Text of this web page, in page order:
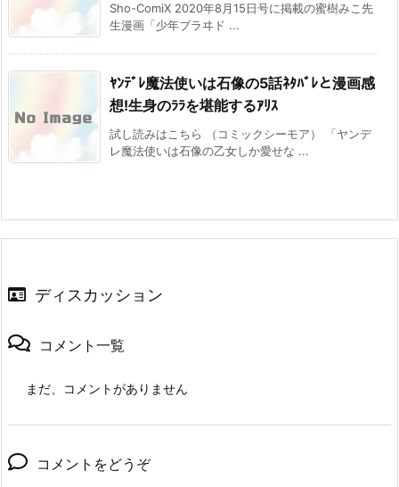
Sho-ComiX 2020年8月15日号に掲載の蜜樹みこ先
生漫画「少年ブラヰド ...
ﾔﾝﾃﾞﾚ魔法使いは石像の5話ﾈﾀﾊﾞﾚと漫画感
想!生身のﾗﾗを堪能するｱﾘｽ
試し読みはこちら （コミックシーモア） 「ヤンデ
レ魔法使いは石像の乙女しか愛せな ...
ディスカッション
コメント一覧
まだ、コメントがありません
コメントをどうぞ